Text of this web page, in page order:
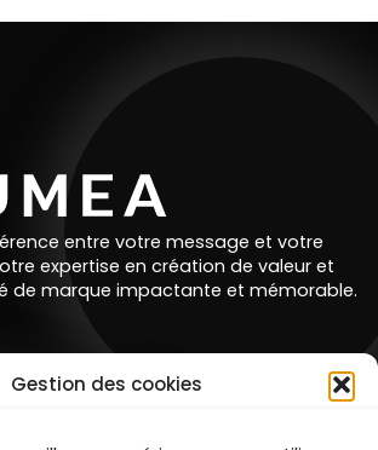
Gestion des cookies
entre votre message et votre
expertise en création de valeur et
de marque impactante et mémorable.
Portfolio